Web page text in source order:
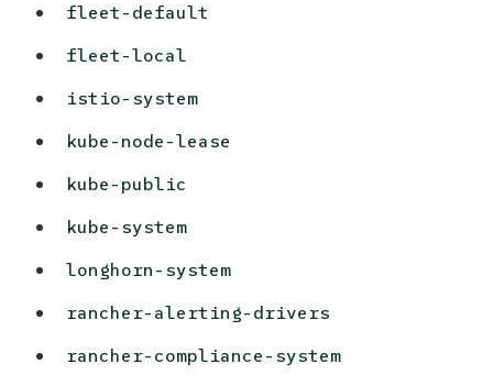
fleet-default
fleet-local
istio-system
kube-node-lease
kube-public
kube-system
longhorn-system
rancher-alerting-drivers
rancher-compliance-system